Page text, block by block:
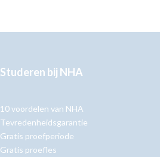
Studeren bij NHA
10 voordelen van NHA
Tevredenheidsgarantie
Gratis proefperiode
Gratis proefles